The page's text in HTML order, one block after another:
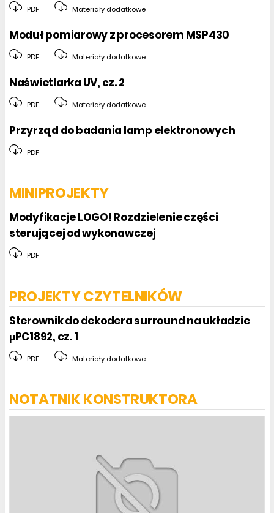
PDF Materiały dodatkowe
Moduł pomiarowy z procesorem MSP430
PDF Materiały dodatkowe
Naświetlarka UV, cz. 2
PDF Materiały dodatkowe
Przyrząd do badania lamp elektronowych
PDF
MINIPROJEKTY
Modyfikacje LOGO! Rozdzielenie części
sterującej od wykonawczej
PDF
PROJEKTY CZYTELNIKÓW
Sterownik do dekodera surround na układzie
μPC1892, cz. 1
PDF Materiały dodatkowe
NOTATNIK KONSTRUKTORA